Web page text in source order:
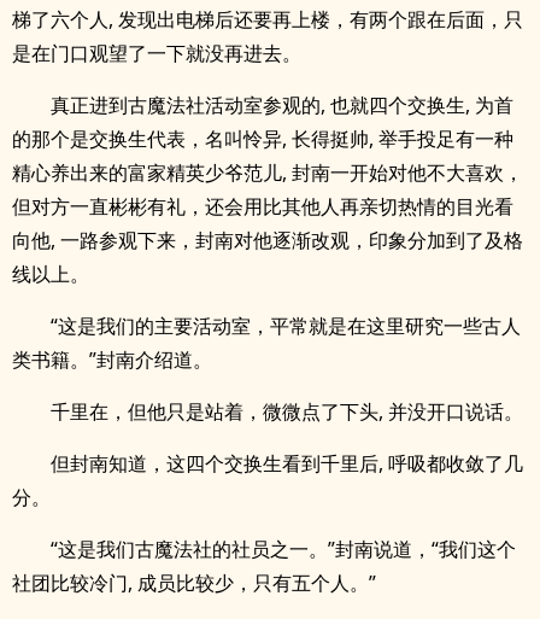
梯了六个人, 发现出电梯后还要再上楼，有两个跟在后面，只
是在门口观望了一下就没再进去。
真正进到古魔法社活动室参观的, 也就四个交换生, 为首
的那个是交换生代表，名叫怜异, 长得挺帅, 举手投足有一种
精心养出来的富家精英少爷范儿, 封南一开始对他不大喜欢，
但对方一直彬彬有礼，还会用比其他人再亲切热情的目光看
向他, 一路参观下来，封南对他逐渐改观，印象分加到了及格
线以上。
“这是我们的主要活动室，平常就是在这里研究一些古人
类书籍。”封南介绍道。
千里在，但他只是站着，微微点了下头, 并没开口说话。
但封南知道，这四个交换生看到千里后, 呼吸都收敛了几
分。
“这是我们古魔法社的社员之一。”封南说道，“我们这个
社团比较冷门, 成员比较少，只有五个人。”